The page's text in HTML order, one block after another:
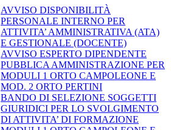
AVVISO DISPONIBILITÀ
PERSONALE INTERNO PER
ATTIVITA’ AMMINISTRATIVA (ATA)
E GESTIONALE (DOCENTE)
AVVISO ESPERTO DIPENDENTE
PUBBLICA AMMINISTRAZIONE PER
MODULI 1 ORTO CAMPOLEONE E
MOD. 2 ORTO PERTINI
BANDO DI SELEZIONE SOGGETTI
GIURIDICI PER LO SVOLGIMENTO
DI ATTIVITA’ DI FORMAZIONE